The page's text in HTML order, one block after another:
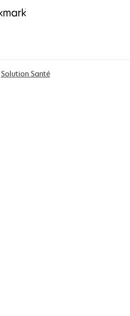
Solution Santé